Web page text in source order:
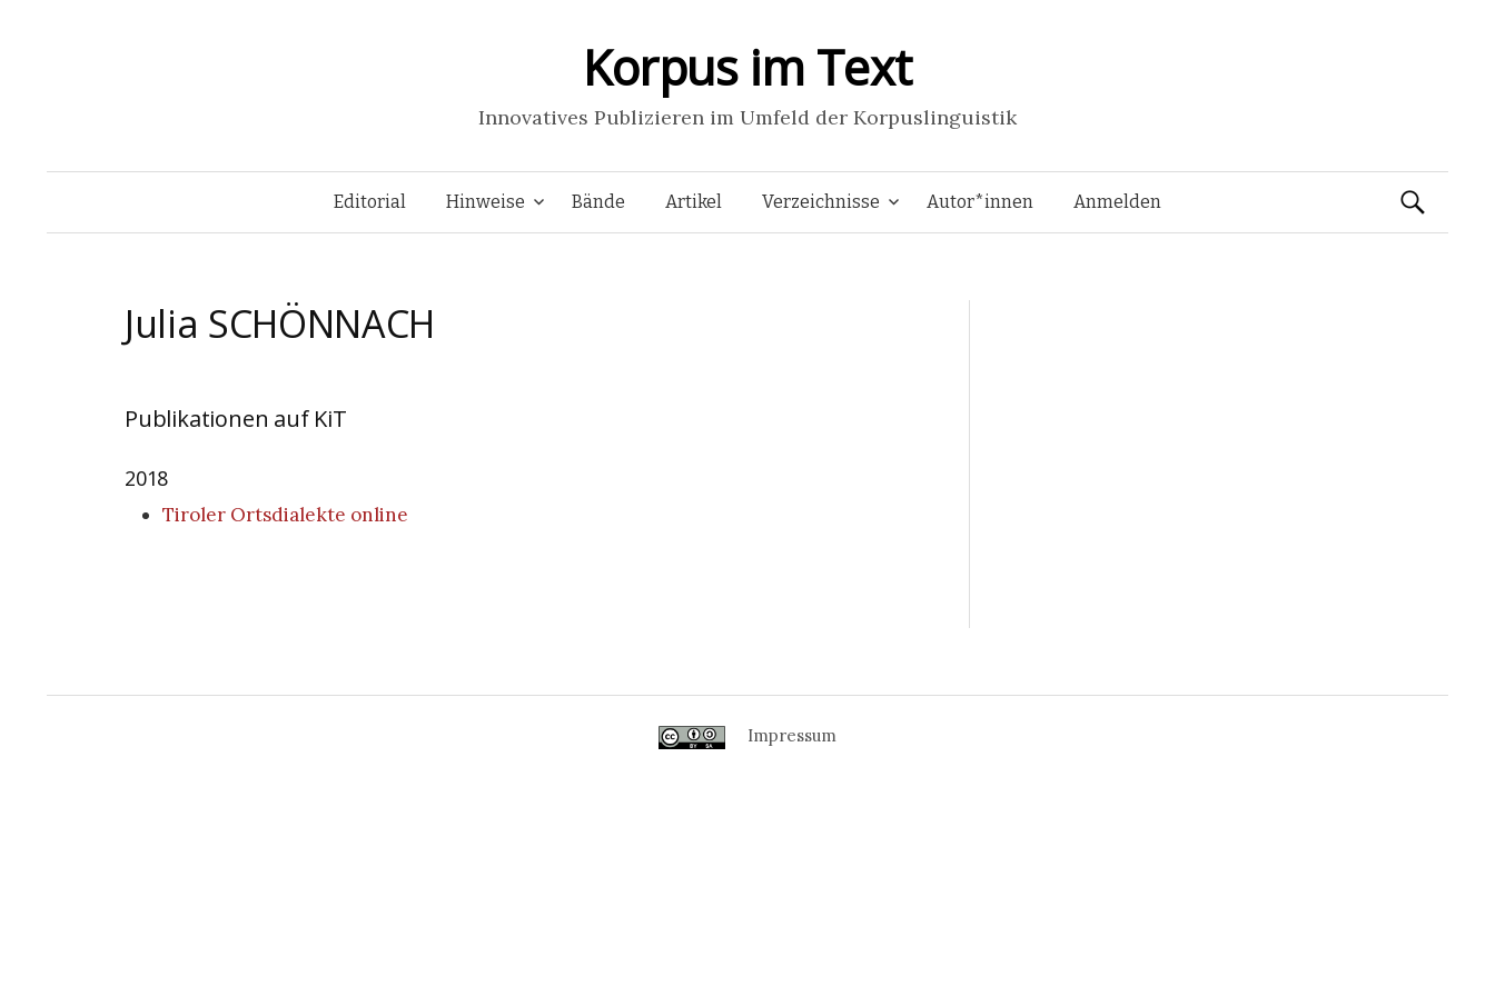
Korpus im Text
Innovatives Publizieren im Umfeld der Korpuslinguistik
Springe
Editorial Hinweise Bände Artikel Verzeichnisse Autor*innen Anmelden Suchen
Julia SCHÖNNACH
Publikationen auf KiT
2018
Tiroler Ortsdialekte online
Impressum